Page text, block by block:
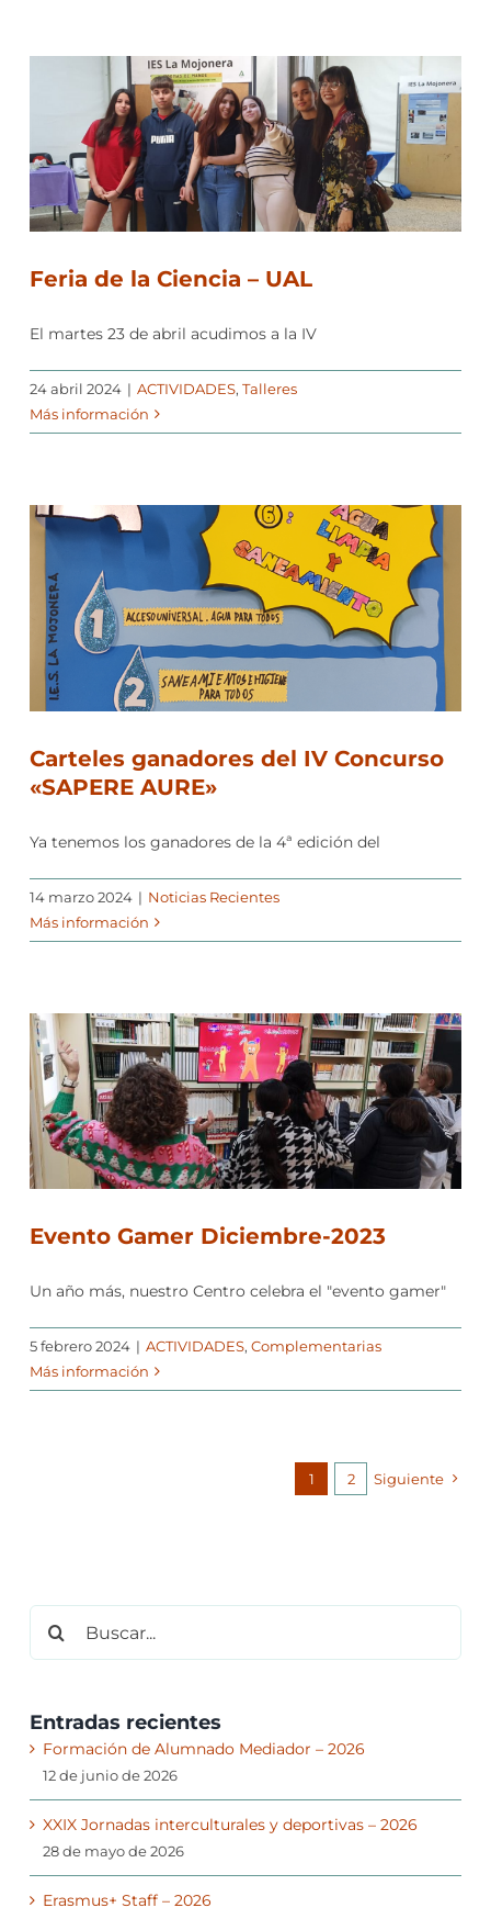
Feria de la Ciencia – UAL
El martes 23 de abril acudimos a la IV
24 abril 2024 | ACTIVIDADES, Talleres
Más información
Carteles ganadores del IV Concurso
«SAPERE AURE»
Ya tenemos los ganadores de la 4ª edición del
14 marzo 2024 | Noticias Recientes
Más información
Evento Gamer Diciembre-2023
Un año más, nuestro Centro celebra el "evento gamer"
5 febrero 2024 | ACTIVIDADES, Complementarias
Más información
1 2 Siguiente
Entradas recientes
Formación de Alumnado Mediador – 2026
12 de junio de 2026
XXIX Jornadas interculturales y deportivas – 2026
28 de mayo de 2026
Erasmus+ Staff – 2026